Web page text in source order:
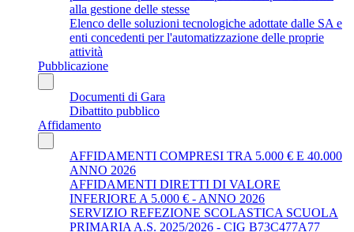
alla gestione delle stesse
Elenco delle soluzioni tecnologiche adottate dalle SA e
enti concedenti per l'automatizzazione delle proprie
attività
Pubblicazione
Documenti di Gara
Dibattito pubblico
Affidamento
AFFIDAMENTI COMPRESI TRA 5.000 € E 40.000
ANNO 2026
AFFIDAMENTI DIRETTI DI VALORE
INFERIORE A 5.000 € - ANNO 2026
SERVIZIO REFEZIONE SCOLASTICA SCUOLA
PRIMARIA A.S. 2025/2026 - CIG B73C477A77